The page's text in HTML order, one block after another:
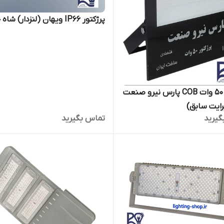
پرژکتور ۵۰ وات COB پارس نیرو صنعت
سابق)
پرژکتور IP66 ویهان (لنزدار) شاه چراغ
تماس بگیرید